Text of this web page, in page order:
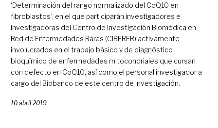
‘Determinación del rango normalizado del CoQ10 en
fibroblastos’, en el que participarán investigadores e
investigadoras del Centro de Investigación Biomédica en
Red de Enfermedades Raras (CIBERER) activamente
involucrados en el trabajo básico y de diagnóstico
bioquímico de enfermedades mitocondriales que cursan
con defecto en CoQ10, así como el personal investigador a
cargo del Biobanco de este centro de investigación.
10 abril 2019